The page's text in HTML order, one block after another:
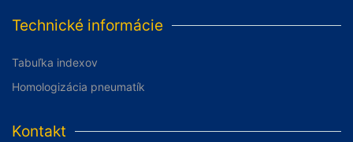
Technické informácie
Tabuľka indexov
Homologizácia pneumatík
Kontakt